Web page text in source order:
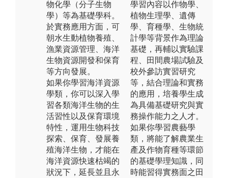
物化學（分子生物
學）等為基礎學科。
於實務應用方面，可
朝水生動植物養殖、
漁業資源管理、海洋
生物資源開發和保育
等方向發展。
如果你學習海洋資源
學類，你可以深入學
習各類海洋生物的生
活習性以及保育環境
特性，運用生物科技
探索、保育、發展養
殖海洋生物，才能在
海洋資源快速枯竭的
狀況下，延長並且永
學習內容以作物學、
植物生理學、遺傳
學、育種學、生物統
計學等背景作為理論
基礎，再輔以實驗課
程、田間農場試驗及
校外參訪實習研究
等，結合理論和實務
的應用，培養學生成
為具備基礎研究與實
務操作能力之人才。
如果你學習農藝學
類，將能了解農業生
產及作物育種等環節
的基礎學理知識，同
時能習得實務面之田